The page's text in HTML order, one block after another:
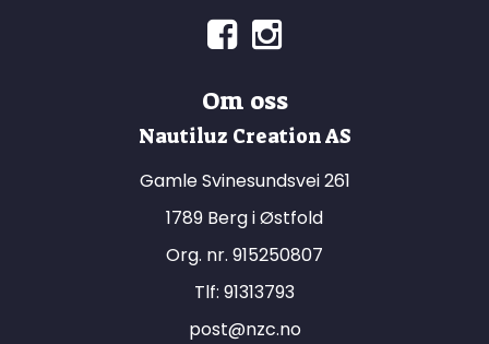
Om oss
Nautiluz Creation AS
Gamle Svinesundsvei 261
1789 Berg i Østfold
Org. nr. 915250807
Tlf: 91313793
post@nzc.no